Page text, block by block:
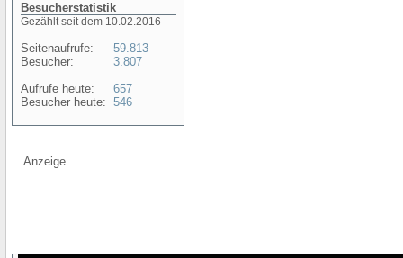
Besucherstatistik
Gezählt seit dem 10.02.2016
Seitenaufrufe:
Besucher:
Aufrufe heute:
Besucher heute:
59.813
3.807
657
546
Anzeige